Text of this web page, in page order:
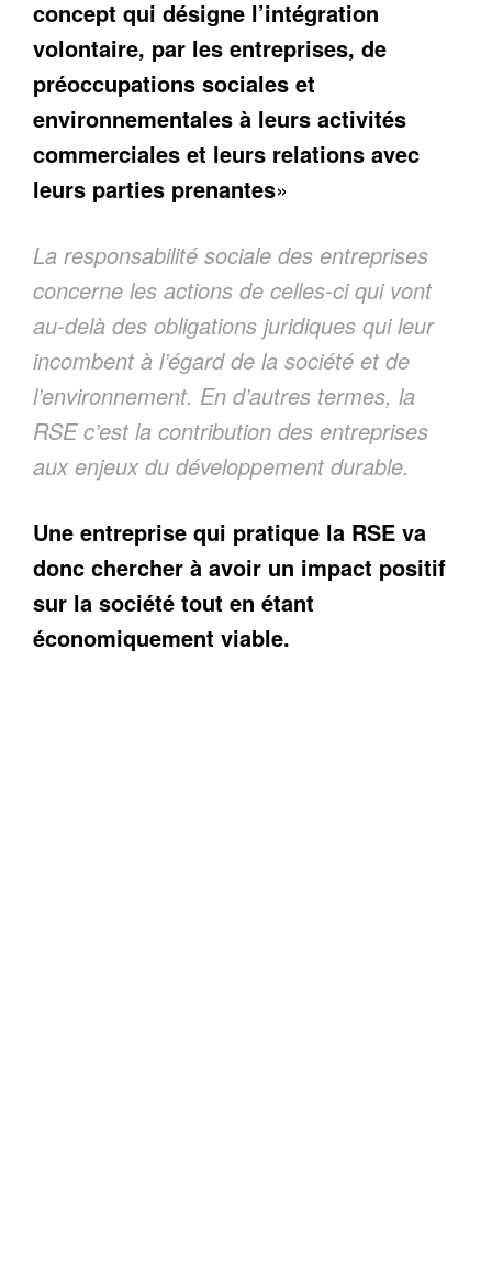
concept qui désigne l’intégration
volontaire, par les entreprises, de
préoccupations sociales et
environnementales à leurs activités
commerciales et leurs relations avec
leurs parties prenantes»
La responsabilité sociale des entreprises
concerne les actions de celles-ci qui vont
au-delà des obligations juridiques qui leur
incombent à l’égard de la société et de
l’environnement. En d’autres termes, la
RSE c’est la contribution des entreprises
aux enjeux du développement durable.
Une entreprise qui pratique la RSE va
donc chercher à avoir un impact positif
sur la société tout en étant
économiquement viable.